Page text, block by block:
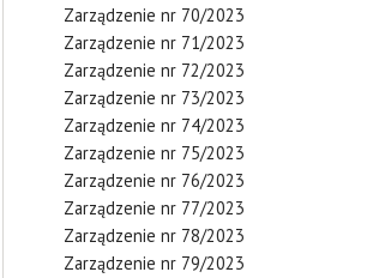
Zarządzenie nr 70/2023
Zarządzenie nr 71/2023
Zarządzenie nr 72/2023
Zarządzenie nr 73/2023
Zarządzenie nr 74/2023
Zarządzenie nr 75/2023
Zarządzenie nr 76/2023
Zarządzenie nr 77/2023
Zarządzenie nr 78/2023
Zarządzenie nr 79/2023